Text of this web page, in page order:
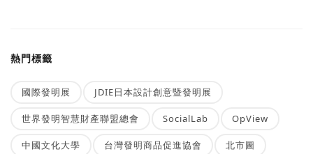
熱門標籤
國際發明展 JDIE日本設計創意暨發明展
世界發明智慧財產聯盟總會 SocialLab OpView
中國文化大學 台灣發明商品促進協會 北市圖